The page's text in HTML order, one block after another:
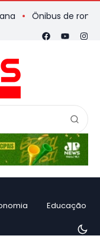
Ônibus de romeiros
Educação